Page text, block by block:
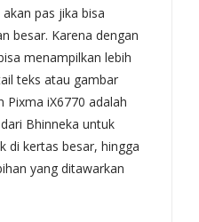
pas jika bisa
besar. Karena dengan
menampilkan lebih
teks atau gambar
Pixma iX6770 adalah
Bhinneka untuk
di kertas besar, hingga
yang ditawarkan